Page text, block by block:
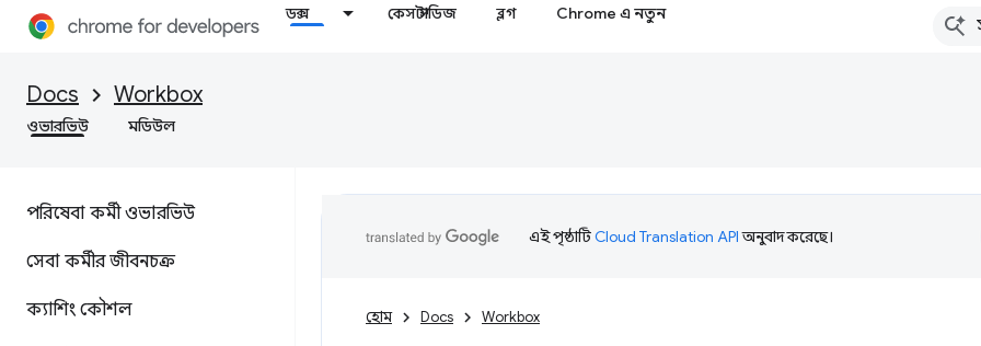
ডক্স কেস স্টাডিজ ব্লগ Chrome এ নতুন
Docs Workbox
ওভারভিউ মডিউল
পরিষেবা কর্মী ওভারভিউ
সেবা কর্মীর জীবনচক্র
ক্যাশিং কৌশল
এই পৃষ্ঠাটিCloud Translation APIঅনুবাদ করেছে।
হোম Docs Workbox